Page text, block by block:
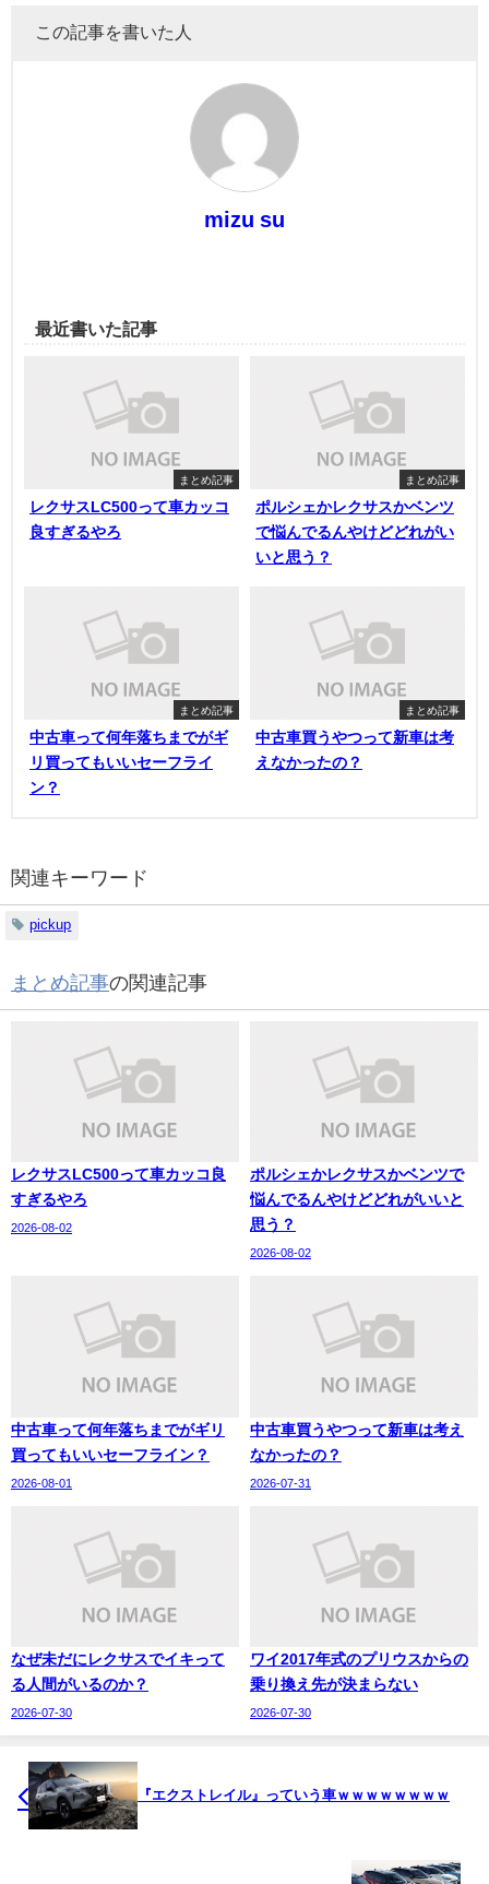
この記事を書いた人
mizu su
最近書いた記事
まとめ記事
レクサスLC500って車カッコ
良すぎるやろ
まとめ記事
ポルシェかレクサスかベンツ
で悩んでるんやけどどれがい
いと思う？
まとめ記事
中古車って何年落ちまでがギ
リ買ってもいいセーフライ
ン？
まとめ記事
中古車買うやつって新車は考
えなかったの？
関連キーワード
pickup
まとめ記事の関連記事
レクサスLC500って車カッコ良
すぎるやろ
2026-08-02
ポルシェかレクサスかベンツで
悩んでるんやけどどれがいいと
思う？
2026-08-02
中古車って何年落ちまでがギリ
買ってもいいセーフライン？
2026-08-01
中古車買うやつって新車は考え
なかったの？
2026-07-31
なぜ未だにレクサスでイキって
る人間がいるのか？
2026-07-30
ワイ2017年式のプリウスからの
乗り換え先が決まらない
2026-07-30
『エクストレイル』っていう車ｗｗｗｗｗｗｗｗ